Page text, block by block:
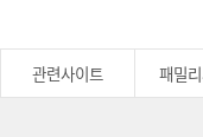
관련사이트 패밀